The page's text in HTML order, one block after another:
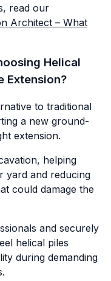
read our
Architect – What
Helical
Extension?
to traditional
a new ground-
extension.
helping
yard and reducing
could damage the
and securely
helical piles
during demanding